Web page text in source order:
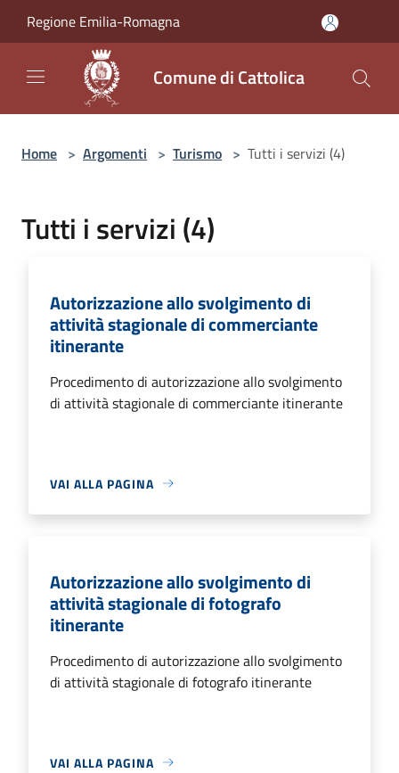
Regione Emilia-Romagna
Comune di Cattolica
Home > Argomenti > Turismo > Tutti i servizi (4)
Tutti i servizi (4)
Autorizzazione allo svolgimento di
attività stagionale di commerciante
itinerante
Procedimento di autorizzazione allo svolgimento
di attività stagionale di commerciante itinerante
VAI ALLA PAGINA
Autorizzazione allo svolgimento di
attività stagionale di fotografo
itinerante
Procedimento di autorizzazione allo svolgimento
di attività stagionale di fotografo itinerante
VAI ALLA PAGINA